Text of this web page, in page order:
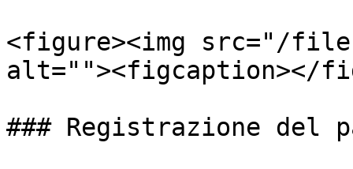
<figure><img src="/files/
alt=""><figcaption></
### Registrazione del